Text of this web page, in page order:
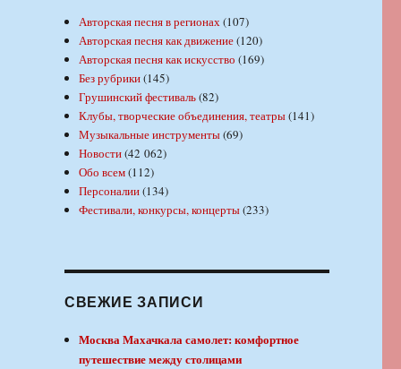
Авторская песня в регионах(107)
Авторская песня как движение(120)
Авторская песня как искусство (169)
Без рубрики(145)
Грушинский фестиваль(82)
Клубы, творческие объединения, театры(141)
Музыкальные инструменты(69)
Новости(42 062)
Обо всем(112)
Персоналии(134)
Фестивали, конкурсы, концерты(233)
СВЕЖИЕ ЗАПИСИ
Москва Махачкала самолет: комфортное
путешествие между столицами